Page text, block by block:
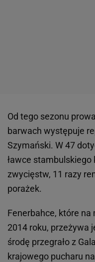
Od tego sezonu
barwach występuje
Szymański. W 47
ławce stambulskiego
zwycięstw, 11 razy
porażek.
Fenerbahce, które
2014 roku, przeżywa
środę przegrało z
krajowego pucharu